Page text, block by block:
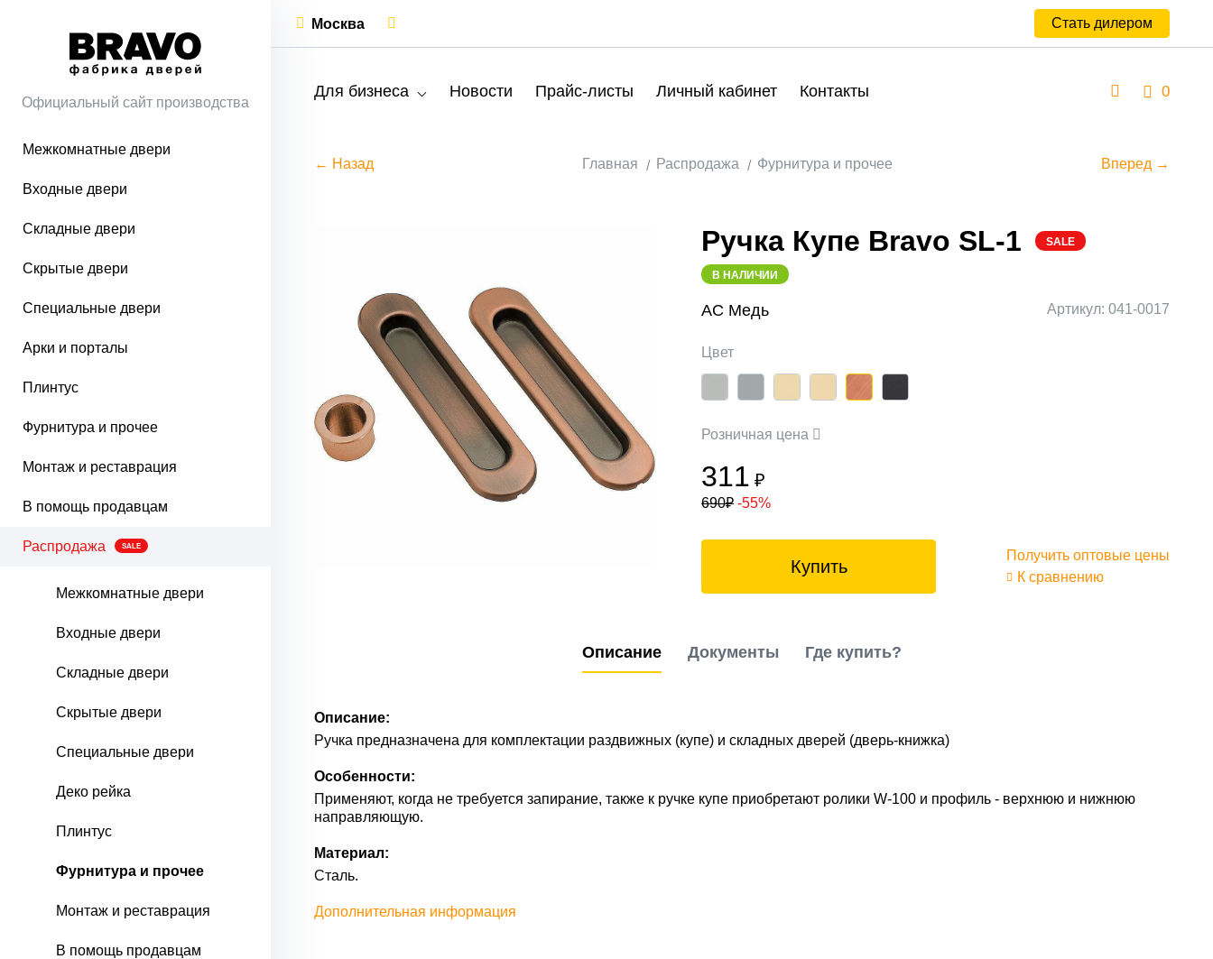
Официальный сайт производства
Межкомнатные двери
Входные двери
Складные двери
Скрытые двери
Специальные двери
Арки и порталы
Плинтус
Фурнитура и прочее
Монтаж и реставрация
В помощь продавцам
Распродажа SALE
Межкомнатные двери
Входные двери
Складные двери
Скрытые двери
Специальные двери
Деко рейка
Плинтус
Фурнитура и прочее
Монтаж и реставрация
В помощь продавцам
Москва Стать дилером
Для бизнеса Новости Прайс-листы Личный кабинет Контакты 0
← Назад Главная Распродажа Фурнитура и прочее Вперед →
Ручка Купе Bravo SL-1 SALE
В НАЛИЧИИ
AC Медь Артикул: 041-0017
Цвет
Розничная цена
311 ₽
690₽ -55%
Купить
Получить оптовые цены
К сравнению
Описание Документы Где купить?
Описание:
Ручка предназначена для комплектации раздвижных (купе) и складных дверей (дверь-книжка)
Особенности:
Применяют, когда не требуется запирание, также к ручке купе приобретают ролики W-100 и профиль - верхнюю и нижнюю
направляющую.
Материал:
Сталь.
Дополнительная информация